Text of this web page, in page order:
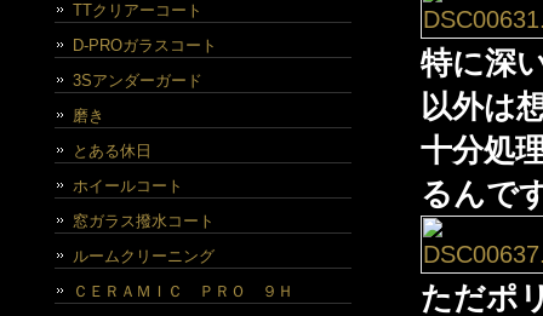
特に深
以外は
十分処
るんで
ただポ
TTクリアーコート
D-PROガラスコート
3Sアンダーガード
磨き
とある休日
ホイールコート
窓ガラス撥水コート
ルームクリーニング
ＣＥＲＡＭＩＣ ＰＲＯ ９Ｈ